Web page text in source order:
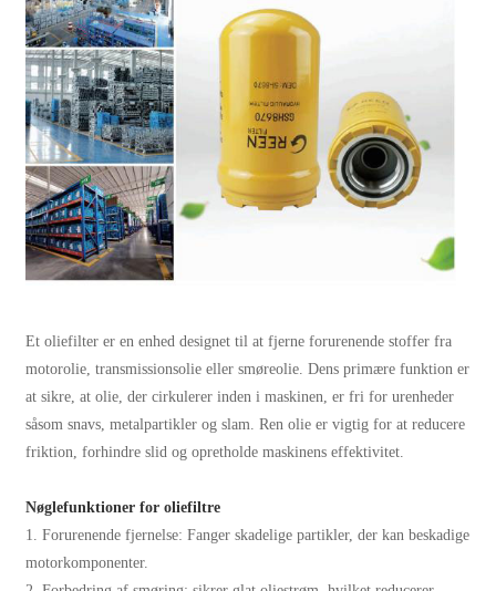
Et oliefilter er en enhed designet til at fjerne forurenende stoffer fra
motorolie, transmissionsolie eller smøreolie. Dens primære funktion er
at sikre, at olie, der cirkulerer inden i maskinen, er fri for urenheder
såsom snavs, metalpartikler og slam. Ren olie er vigtig for at reducere
friktion, forhindre slid og opretholde maskinens effektivitet.
Nøglefunktioner for oliefiltre
1. Forurenende fjernelse: Fanger skadelige partikler, der kan beskadige
motorkomponenter.